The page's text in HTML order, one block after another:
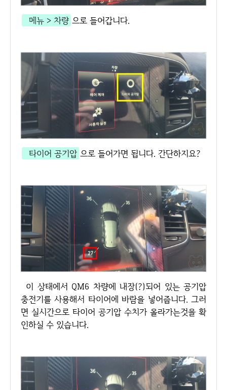
메뉴 > 차량 으로 들어갑니다.
타이어 공기압 으로 들어가면 됩니다. 간단하지요?
이 상태에서 QM6 차량에 내장(?)되어 있는 공기압
충전기를 사용해서 타이어에 바람을 넣어줍니다. 그러
면 실시간으로 타이어 공기압 수치가 올라가는것을 확
인하실 수 있습니다.